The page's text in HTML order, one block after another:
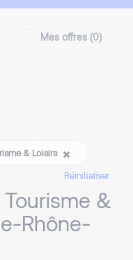
Mes offres (0)
& Loisirs
Réinitialiser
&
Rhône-